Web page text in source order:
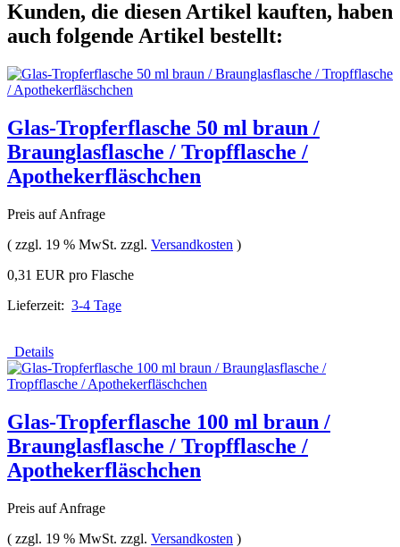
Kunden, die diesen Artikel kauften, haben
auch folgende Artikel bestellt:
Glas-Tropferflasche 50 ml braun /
Braunglasflasche / Tropfflasche /
Apothekerfläschchen
Preis auf Anfrage
( zzgl. 19 % MwSt. zzgl. Versandkosten )
0,31 EUR pro Flasche
Lieferzeit: 3-4 Tage
Details
Glas-Tropferflasche 100 ml braun /
Braunglasflasche / Tropfflasche /
Apothekerfläschchen
Preis auf Anfrage
( zzgl. 19 % MwSt. zzgl. Versandkosten )